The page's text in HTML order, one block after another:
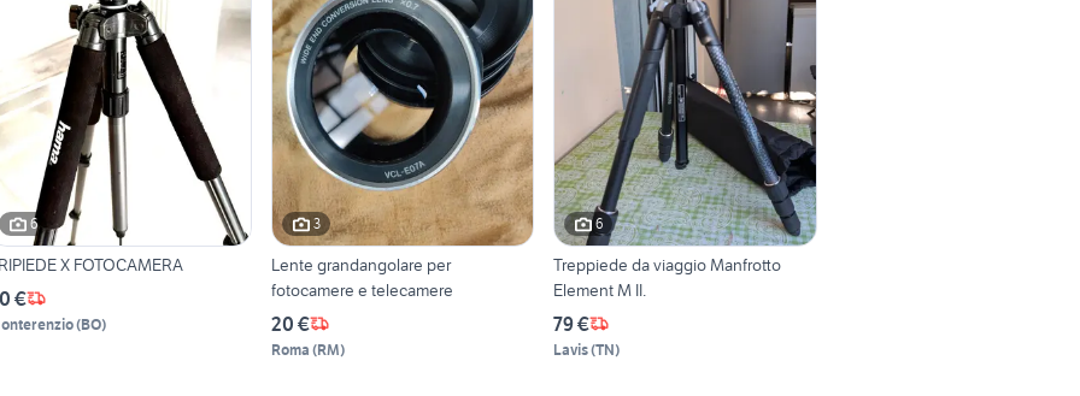
6
X FOTOCAMERA
€
(BO)
3
Lente grandangolare per
fotocamere e telecamere
20 €
Roma (RM)
6
Treppiede da viaggio Manfrotto
Element M II.
79 €
Lavis(TN)